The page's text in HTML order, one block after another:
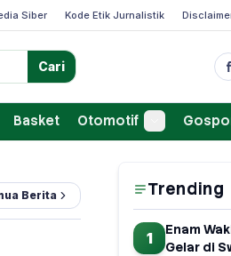
Siber Kode Etik Jurnalistik
Cari
Basket Otomotif
Berita Trending
1
Enam
Gelar di